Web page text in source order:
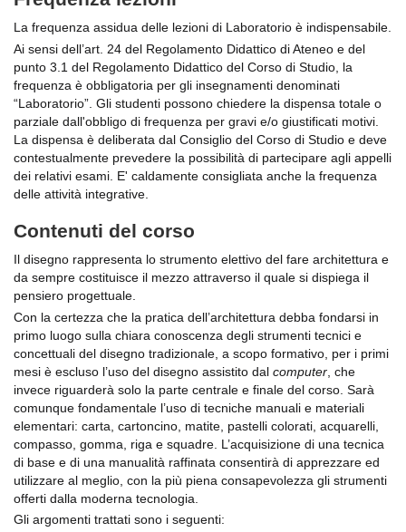
La frequenza assidua delle lezioni di Laboratorio è indispensabile.
Ai sensi dell’art. 24 del Regolamento Didattico di Ateneo e del
punto 3.1 del Regolamento Didattico del Corso di Studio, la
frequenza è obbligatoria per gli insegnamenti denominati
“Laboratorio”. Gli studenti possono chiedere la dispensa totale o
parziale dall'obbligo di frequenza per gravi e/o giustificati motivi.
La dispensa è deliberata dal Consiglio del Corso di Studio e deve
contestualmente prevedere la possibilità di partecipare agli appelli
dei relativi esami. E' caldamente consigliata anche la frequenza
delle attività integrative.
Contenuti del corso
Il disegno rappresenta lo strumento elettivo del fare architettura e
da sempre costituisce il mezzo attraverso il quale si dispiega il
pensiero progettuale.
Con la certezza che la pratica dell’architettura debba fondarsi in
primo luogo sulla chiara conoscenza degli strumenti tecnici e
concettuali del disegno tradizionale, a scopo formativo, per i primi
mesi è escluso l’uso del disegno assistito dal computer , che
invece riguarderà solo la parte centrale e finale del corso. Sarà
comunque fondamentale l’uso di tecniche manuali e materiali
elementari: carta, cartoncino, matite, pastelli colorati, acquarelli,
compasso, gomma, riga e squadre. L’acquisizione di una tecnica
di base e di una manualità raffinata consentirà di apprezzare ed
utilizzare al meglio, con la più piena consapevolezza gli strumenti
offerti dalla moderna tecnologia.
Gli argomenti trattati sono i seguenti: